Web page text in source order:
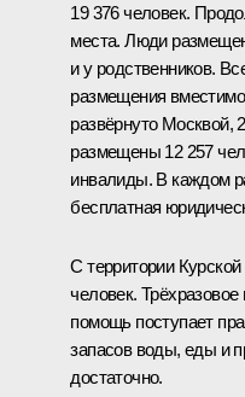
19 376 человек.
места. Люди
и у родственников.
размещения
развёрнуто Москвой,
размещены 12 257
инвалиды. В каждом
бесплатная
С территории
человек. Трёхразовое
помощь поступает
запасов воды, еды и
достаточно.